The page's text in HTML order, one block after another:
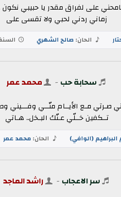
على لفراق مقدر يا حبيبي
زماني ردني لحبي ولا تقسى على
الحان: صالح الشهري
سحابة حب - محمد عمر
صـرتي مـع الأيــام منّــي
تــكفين خــلّي عـنّك البـخل.. هـاتي
(الوافي) الحان: محمد عمر
سر الاعجاب - راشد الماجد